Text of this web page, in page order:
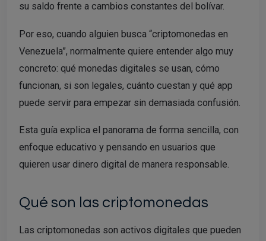
su saldo frente a cambios constantes del bolívar.
Por eso, cuando alguien busca “criptomonedas en
Venezuela”, normalmente quiere entender algo muy
concreto: qué monedas digitales se usan, cómo
funcionan, si son legales, cuánto cuestan y qué app
puede servir para empezar sin demasiada confusión.
Esta guía explica el panorama de forma sencilla, con
enfoque educativo y pensando en usuarios que
quieren usar dinero digital de manera responsable.
Qué son las criptomonedas
Las criptomonedas son activos digitales que pueden